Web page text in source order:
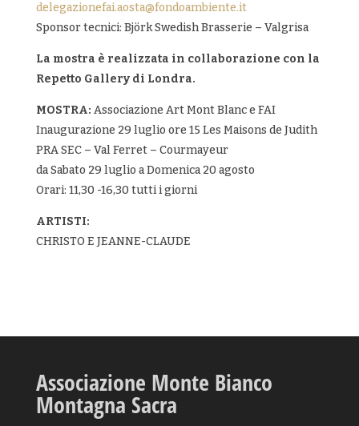
delegazionefai.aosta@fondoambiente.it
Sponsor tecnici: Björk Swedish Brasserie – Valgrisa
La mostra è realizzata in collaborazione con la
Repetto Gallery di Londra.
MOSTRA: Associazione Art Mont Blanc e FAI
Inaugurazione 29 luglio ore 15 Les Maisons de Judith
PRA SEC – Val Ferret – Courmayeur
da Sabato 29 luglio a Domenica 20 agosto
Orari: 11,30 -16,30 tutti i giorni
ARTISTI:
CHRISTO E JEANNE-CLAUDE
Associazione Monte Bianco
Montagna Sacra